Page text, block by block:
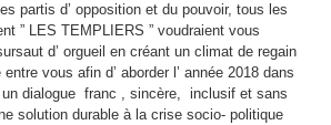
partis d’ opposition et du pouvoir, tous les
” LES TEMPLIERS ” voudraient vous
d’ orgueil en créant un climat de regain
vous afin d’ aborder l’ année 2018 dans
un dialogue franc , sincère, inclusif et sans
solution durable à la crise socio- politique